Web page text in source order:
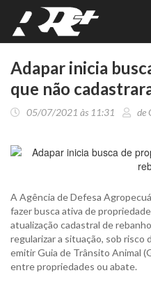
Adapar inicia
que não
05/07/2021 às 11:31 de
A Agência de Defesa
fazer busca ativa de
atualização cadastral de
regularizar a situação, sob risco
emitir Guia de Trânsito Animal
entre propriedades ou abate.